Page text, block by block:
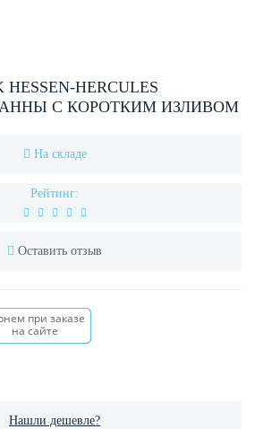
HERCULES
ВАННЫ С КОРОТКИМ ИЗЛИВОМ
На складе
Рейтинг:
Оставить отзыв
при заказе
на сайте
Нашли дешевле?